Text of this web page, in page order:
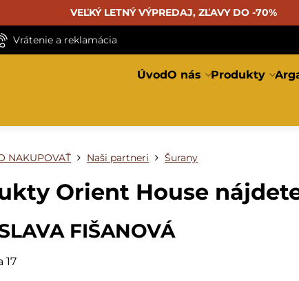
VEĽKÝ LETNÝ VÝPREDAJ, ZĽAVY DO -70%
Vrátenie a reklamácia
ÚvodO nás Produkty
NAKUPOVAŤ Naši partneri Šurany
Orient House
FIŠANOVÁ
17